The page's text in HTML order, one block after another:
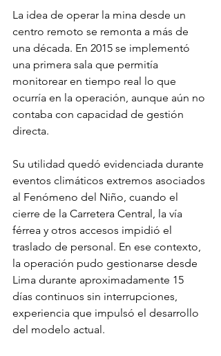
La idea de operar la mina desde un
centro remoto se remonta a más de
una década. En 2015 se implementó
una primera sala que permitía
monitorear en tiempo real lo que
ocurría en la operación, aunque aún no
contaba con capacidad de gestión
directa.
Su utilidad quedó evidenciada durante
eventos climáticos extremos asociados
al Fenómeno del Niño, cuando el
cierre de la Carretera Central, la vía
férrea y otros accesos impidió el
traslado de personal. En ese contexto,
la operación pudo gestionarse desde
Lima durante aproximadamente 15
días continuos sin interrupciones,
experiencia que impulsó el desarrollo
del modelo actual.